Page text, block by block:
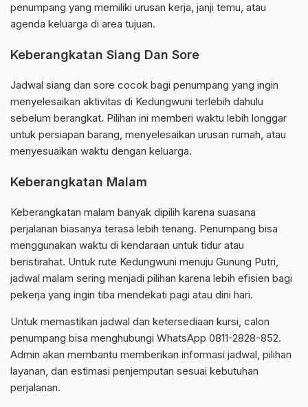
penumpang yang memiliki urusan kerja, janji temu, atau
agenda keluarga di area tujuan.
Keberangkatan Siang Dan Sore
Jadwal siang dan sore cocok bagi penumpang yang ingin
menyelesaikan aktivitas di Kedungwuni terlebih dahulu
sebelum berangkat. Pilihan ini memberi waktu lebih longgar
untuk persiapan barang, menyelesaikan urusan rumah, atau
menyesuaikan waktu dengan keluarga.
Keberangkatan Malam
Keberangkatan malam banyak dipilih karena suasana
perjalanan biasanya terasa lebih tenang. Penumpang bisa
menggunakan waktu di kendaraan untuk tidur atau
beristirahat. Untuk rute Kedungwuni menuju Gunung Putri,
jadwal malam sering menjadi pilihan karena lebih efisien bagi
pekerja yang ingin tiba mendekati pagi atau dini hari.
Untuk memastikan jadwal dan ketersediaan kursi, calon
penumpang bisa menghubungi WhatsApp 0811-2828-852.
Admin akan membantu memberikan informasi jadwal, pilihan
layanan, dan estimasi penjemputan sesuai kebutuhan
perjalanan.